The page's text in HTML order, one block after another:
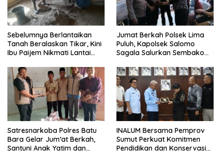
Sebelumnya Berlantaikan
Tanah Beralaskan Tikar, Kini
Ibu Paijem Nikmati Lantai
Satgas TMMD Ke-129 Kodim
0208/Asahan
Jumat Berkah Polsek Lima
Puluh, Kapolsek Salomo
Sagala Salurkan Sembako
Gambus
Satresnarkoba Polres Batu
Bara Gelar Jum’at Berkah,
Santuni Anak Yatim dan
INALUM Bersama Pemprov
Sumut Perkuat Komitmen
Pendidikan dan Konservasi